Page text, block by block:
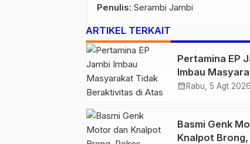
Penulis: Serambi Jambi
ARTIKEL TERKAIT
Pertamina EP
Imbau
Tidak
Bersama
calendar_month Rabu, 5 Agt 2026
Basmi Genk
Knalpot